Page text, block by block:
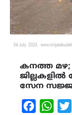
കനത്ത
സേന
Facebook